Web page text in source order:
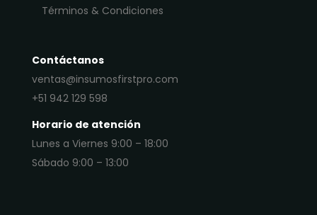
Términos & Condiciones
Contáctanos
ventas@insumosfirstpro.com
+51 942 129 598
Horario de atención
Lunes a Viernes 9:00 – 18:00
Sábado 9:00 – 13:00